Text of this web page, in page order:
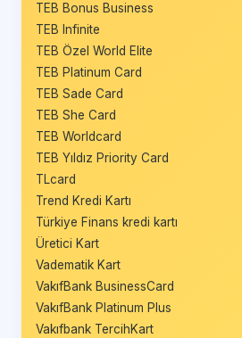
TEB Bonus Business
TEB Infinite
TEB Özel World Elite
TEB Platinum Card
TEB Sade Card
TEB She Card
TEB Worldcard
TEB Yıldız Priority Card
TLcard
Trend Kredi Kartı
Türkiye Finans kredi kartı
Üretici Kart
Vadematik Kart
VakıfBank BusinessCard
VakıfBank Platinum Plus
Vakıfbank TercihKart